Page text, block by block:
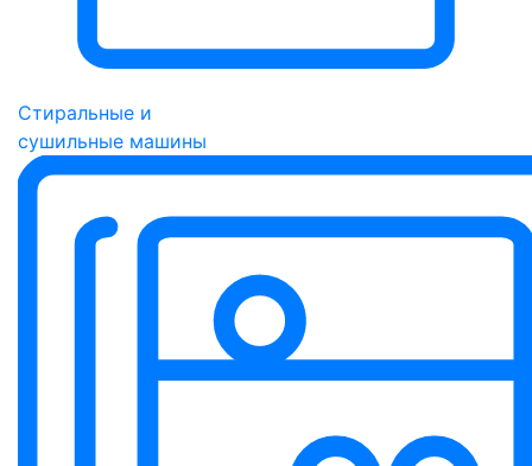
Стиральные и
сушильные машины